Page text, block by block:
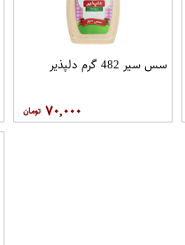
سس سیر 482 گرم دلپذیر
۷۰,۰۰۰